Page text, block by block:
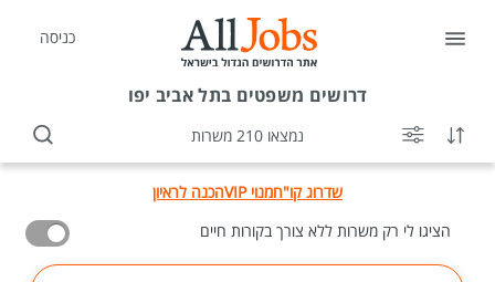
כניסה
דרושים משפטים בתל אביב יפו
נמצאו 210 משרות
שדרוג קו"חמנוי VIP
הכנה לראיון
הציגו לי רק משרות ללא צורך בקורות חיים